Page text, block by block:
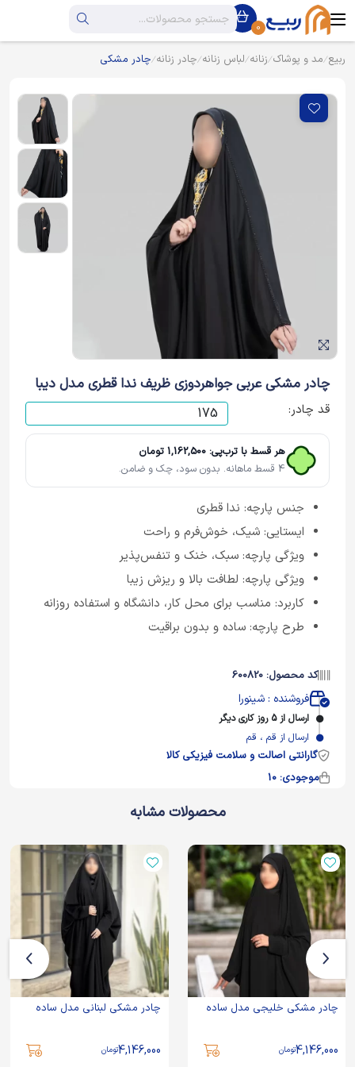
0
ربیع مد و پوشاک زنانه لباس زنانه چادر زنانه چادر مشکی
چادر مشکی عربی جواهردوزی ظریف ندا قطری مدل دیبا
قد چادر:
هر قسط با ترب‌پی: 1,162,500 تومان
4 قسط ماهانه. بدون سود، چک و ضامن.
جنس پارچه: ندا قطری
ایستایی: شیک، خوش‌فرم و راحت
ویژگی پارچه: سبک، خنک و تنفس‌پذیر
ویژگی پارچه: لطافت بالا و ریزش زیبا
کاربرد: مناسب برای محل کار، دانشگاه و استفاده روزانه
طرح پارچه: ساده و بدون براقیت
کد محصول: 600820
فروشنده : شینورا
ارسال از 5 روز کاری دیگر
ارسال از قم ، قم
گارانتی اصالت و سلامت فیزیکی کالا
موجودی: 10
محصولات مشابه
چادر مشکی خلیجی مدل ساده
4,146,000تومان
چادر مشکی لبنانی مدل ساده
4,146,000تومان